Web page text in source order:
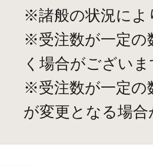
※諸般の状況によ
※受注数が一定の
く場合がございま
※受注数が一定の
が変更となる場合